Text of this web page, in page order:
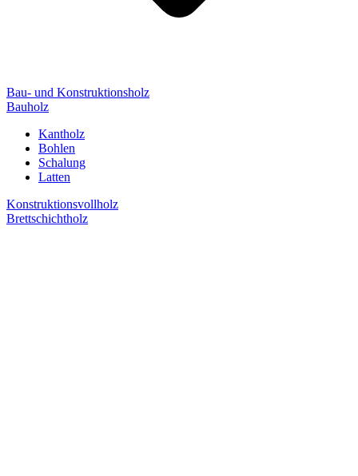
Bau- und Konstruktionsholz
Bauholz
Kantholz
Bohlen
Schalung
Latten
Konstruktionsvollholz
Brettschichtholz